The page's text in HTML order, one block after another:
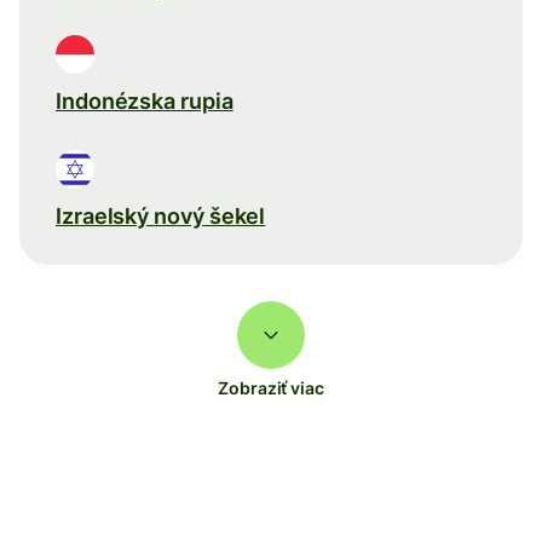
Indonézska rupia
Izraelský nový šekel
Zobraziť viac